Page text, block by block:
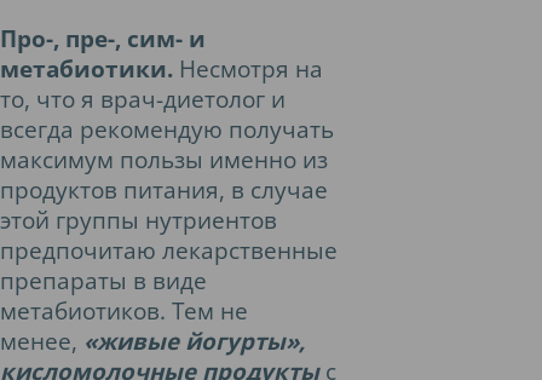
Про-, пре-, сим- и
метабиотики. Несмотря на
то, что я врач-диетолог и
всегда рекомендую получать
максимум пользы именно из
продуктов питания, в случае
этой группы нутриентов
предпочитаю лекарственные
препараты в виде
метабиотиков. Тем не
менее, «живые йогурты»,
кисломолочные продуктыс